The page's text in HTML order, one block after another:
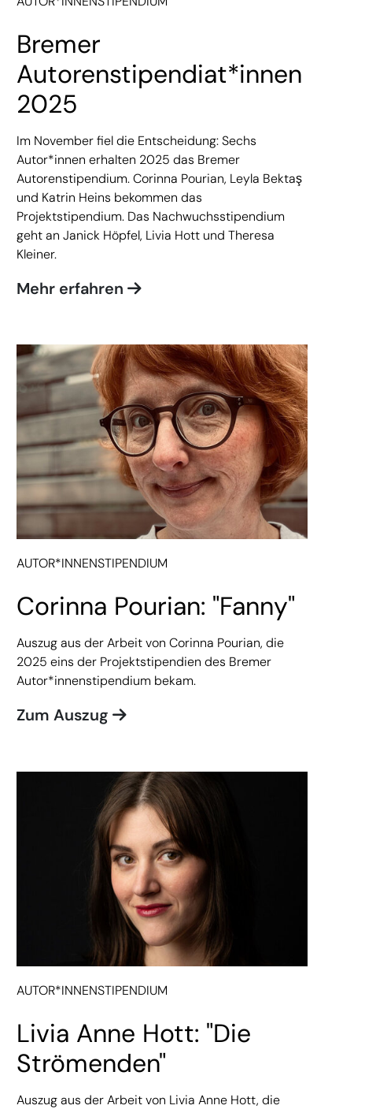
Bremer
Autorenstipendiat*innen
2025
Im November fiel die Entscheidung: Sechs
Autor*innen erhalten 2025 das Bremer
Autorenstipendium. Corinna Pourian, Leyla Bektaş
und Katrin Heins bekommen das
Projektstipendium. Das Nachwuchsstipendium
geht an Janick Höpfel, Livia Hott und Theresa
Kleiner.
Mehr erfahren
AUTOR*INNENSTIPENDIUM
Corinna Pourian: "Fanny"
Auszug aus der Arbeit von Corinna Pourian, die
2025 eins der Projektstipendien des Bremer
Autor*innenstipendium bekam.
Zum Auszug
AUTOR*INNENSTIPENDIUM
Livia Anne Hott: "Die
Strömenden"
Auszug aus der Arbeit von Livia Anne Hott, die